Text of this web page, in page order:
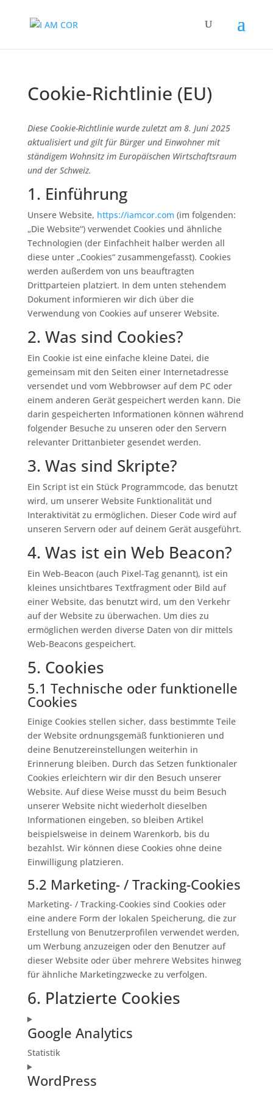
Cookie-Richtlinie (EU)
Diese Cookie-Richtlinie wurde zuletzt am 8. Juni 2025
aktualisiert und gilt für Bürger und Einwohner mit
ständigem Wohnsitz im Europäischen Wirtschaftsraum
und der Schweiz.
1. Einführung
Unsere Website, https://iamcor.com (im folgenden:
„Die Website“) verwendet Cookies und ähnliche
Technologien (der Einfachheit halber werden all
diese unter „Cookies“ zusammengefasst). Cookies
werden außerdem von uns beauftragten
Drittparteien platziert. In dem unten stehendem
Dokument informieren wir dich über die
Verwendung von Cookies auf unserer Website.
2. Was sind Cookies?
Ein Cookie ist eine einfache kleine Datei, die
gemeinsam mit den Seiten einer Internetadresse
versendet und vom Webbrowser auf dem PC oder
einem anderen Gerät gespeichert werden kann. Die
darin gespeicherten Informationen können während
folgender Besuche zu unseren oder den Servern
relevanter Drittanbieter gesendet werden.
3. Was sind Skripte?
Ein Script ist ein Stück Programmcode, das benutzt
wird, um unserer Website Funktionalität und
Interaktivität zu ermöglichen. Dieser Code wird auf
unseren Servern oder auf deinem Gerät ausgeführt.
4. Was ist ein Web Beacon?
Ein Web-Beacon (auch Pixel-Tag genannt), ist ein
kleines unsichtbares Textfragment oder Bild auf
einer Website, das benutzt wird, um den Verkehr
auf der Website zu überwachen. Um dies zu
ermöglichen werden diverse Daten von dir mittels
Web-Beacons gespeichert.
5. Cookies
5.1 Technische oder funktionelle
Cookies
Einige Cookies stellen sicher, dass bestimmte Teile
der Website ordnungsgemäß funktionieren und
deine Benutzereinstellungen weiterhin in
Erinnerung bleiben. Durch das Setzen funktionaler
Cookies erleichtern wir dir den Besuch unserer
Website. Auf diese Weise musst du beim Besuch
unserer Website nicht wiederholt dieselben
Informationen eingeben, so bleiben Artikel
beispielsweise in deinem Warenkorb, bis du
bezahlst. Wir können diese Cookies ohne deine
Einwilligung platzieren.
5.2 Marketing- / Tracking-Cookies
Marketing- / Tracking-Cookies sind Cookies oder
eine andere Form der lokalen Speicherung, die zur
Erstellung von Benutzerprofilen verwendet werden,
um Werbung anzuzeigen oder den Benutzer auf
dieser Website oder über mehrere Websites hinweg
für ähnliche Marketingzwecke zu verfolgen.
6. Platzierte Cookies
Google Analytics
Statistik
Consent
to
WordPress